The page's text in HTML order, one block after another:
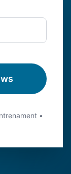
•